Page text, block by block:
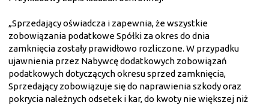
„Sprzedający oświadcza i zapewnia, że wszystkie
zobowiązania podatkowe Spółki za okres do dnia
zamknięcia zostały prawidłowo rozliczone. W przypadku
ujawnienia przez Nabywcę dodatkowych zobowiązań
podatkowych dotyczących okresu sprzed zamknięcia,
Sprzedający zobowiązuje się do naprawienia szkody oraz
pokrycia należnych odsetek i kar, do kwoty nie większej niż